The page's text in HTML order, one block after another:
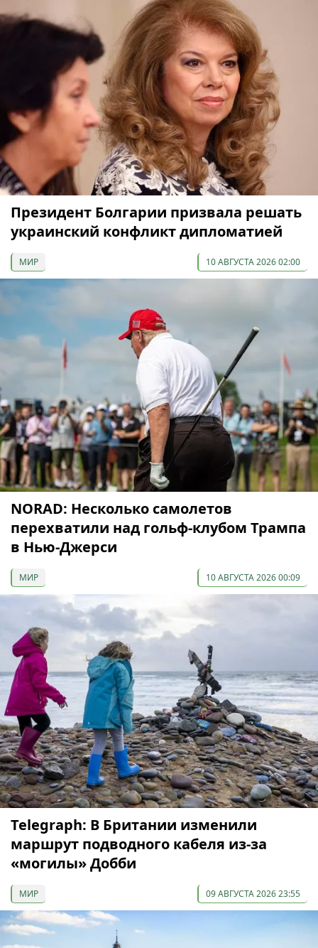
Президент Болгарии призвала решать
украинский конфликт дипломатией
МИР 10 АВГУСТА 2026 02:00
NORAD: Несколько самолетов
перехватили над гольф-клубом Трампа
в Нью-Джерси
МИР 10 АВГУСТА 2026 00:09
Telegraph: В Британии изменили
маршрут подводного кабеля из-за
«могилы» Добби
МИР 09 АВГУСТА 2026 23:55